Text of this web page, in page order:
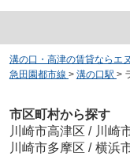
溝の口・高津の賃貸ならエ
急田園都市線 > 溝の口駅 >
市区町村から探す
川崎市高津区 / 川崎
川崎市多摩区 / 横浜